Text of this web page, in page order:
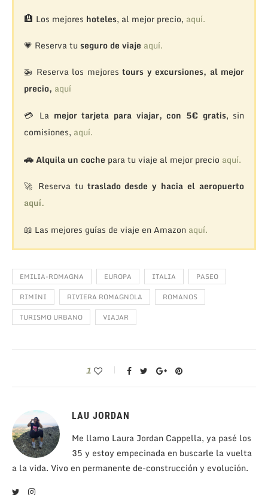
🏨 Los mejores hoteles, al mejor precio, aquí.
💗 Reserva tu seguro de viaje aquí.
🚁 Reserva los mejorestours y excursiones, al mejor
precio, aquí
💳 La mejor tarjeta para viajar, con 5€ gratis, sin
comisiones, aquí.
🚗Alquila un coche para tu viaje al mejor precio aquí.
🚀 Reserva tu traslado desde y hacia el aeropuerto
aquí.
📖 Las mejores guías de viaje en Amazon aquí.
EMILIA-ROMAGNA EUROPA ITALIA
PASEO
RIMINI
RIVIERA ROMAGNOLA
ROMANOS
TURISMO URBANO
VIAJAR
1
LAU JORDAN
Me llamo Laura Jordan Cappella, ya pasé los
35 y estoy empecinada en buscarle la vuelta
a la vida. Vivo en permanente de-construcción y evolución.